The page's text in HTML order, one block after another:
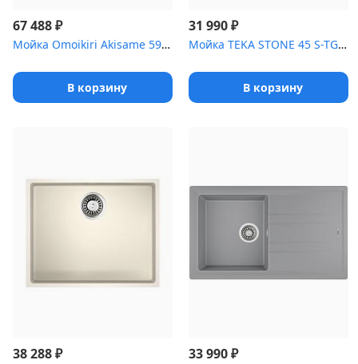
67 488₽
Мойка Omoikiri Akisame 59-GB нерж.сталь/графит
В корзину
31 990₽
Мойка TEKA STONE 45 S-TG 1B 1D METALLIC BLACK ручной слив
В корзину
38 288₽ 33 990₽